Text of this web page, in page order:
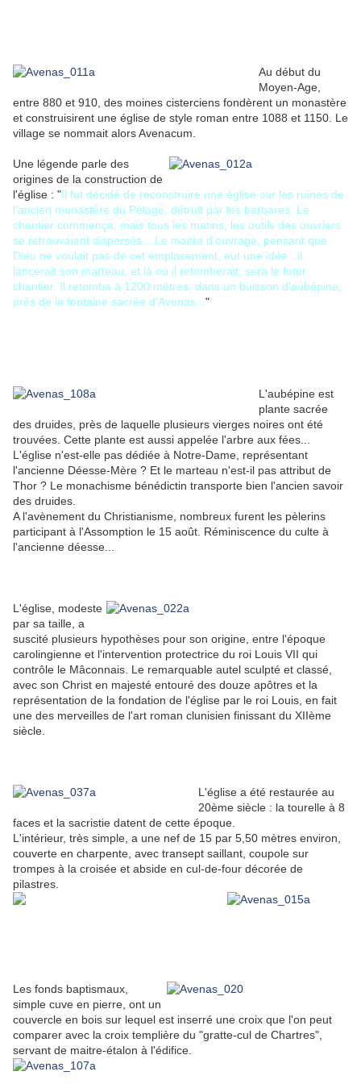
Au début du
Moyen-Age,
entre 880 et 910, des moines cisterciens fondèrent un monastère
et construisirent une église de style roman entre 1088 et 1150. Le
village se nommait alors Avenacum.
Une légende parle des
origines de la construction de
l'église : "Il fut décidé de reconstruire une église sur les ruines de
l'ancien monastère du Pélage, détruit par les barbares. Le
chantier commença, mais tous les matins, les outils des ouvriers
se retrouvaient dispersés... Le maitre d'ouvrage, pensant que
Dieu ne voulait pas de cet emplacement, eut une idée : il
lancerait son marteau, et là où il retomberait, sera le futur
chantier. Il retomba à 1200 mètres, dans un buisson d'aubépine,
près de la fontaine sacrée d'Avenas... "
L'aubépine est
plante sacrée
des druides, près de laquelle plusieurs vierges noires ont été
trouvées. Cette plante est aussi appelée l'arbre aux fées...
L'église n'est-elle pas dédiée à Notre-Dame, représentant
l'ancienne Déesse-Mère ? Et le marteau n'est-il pas attribut de
Thor ? Le monachisme bénédictin transporte bien l'ancien savoir
des druides.
A l'avènement du Christianisme, nombreux furent les pèlerins
participant à l'Assomption le 15 août. Réminiscence du culte à
l'ancienne déesse...
L'église, modeste
par sa taille, a
suscité plusieurs hypothèses pour son origine, entre l'époque
carolingienne et l'intervention protectrice du roi Louis VII qui
contrôle le Mâconnais. Le remarquable autel sculpté et classé,
avec son Christ en majesté entouré des douze apôtres et la
représentation de la fondation de l'église par le roi Louis, en fait
une des merveilles de l'art roman clunisien finissant du XIIème
siècle.
L'église a été restaurée au
20ème siècle : la tourelle à 8
faces et la sacristie datent de cette époque.
L'intérieur, très simple, a une nef de 15 par 5,50 mètres environ,
couverte en charpente, avec transept saillant, coupole sur
trompes à la croisée et abside en cul-de-four décorée de
pilastres.
Les fonds baptismaux,
simple cuve en pierre, ont un
couvercle en bois sur lequel est inserré une croix que l'on peut
comparer avec la croix templière du "gratte-cul de Chartres",
servant de maitre-étalon à l'édifice.